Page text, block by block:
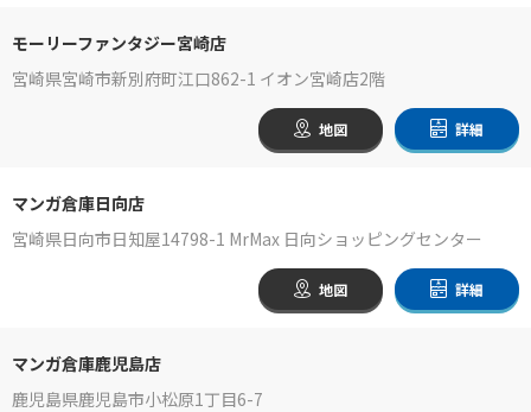
モーリーファンタジー宮崎店
宮崎県宮崎市新別府町江口862-1 イオン宮崎店2階
地図 詳細
マンガ倉庫日向店
宮崎県日向市日知屋14798-1 MrMax 日向ショッピングセンター
地図 詳細
マンガ倉庫鹿児島店
鹿児島県鹿児島市小松原1丁目6-7